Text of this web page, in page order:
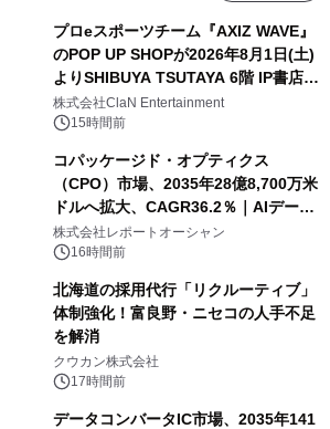
プロeスポーツチーム『AXIZ WAVE』
のPOP UP SHOPが2026年8月1日(土)
よりSHIBUYA TSUTAYA 6階 IP書店で
開催決定！！
株式会社ClaN Entertainment
15時間前
コパッケージド・オプティクス
（CPO）市場、2035年28億8,700万米
ドルへ拡大、CAGR36.2％｜AIデータ
センター・高速光通信需要が成長を加
速
株式会社レポートオーシャン
16時間前
北海道の採用代行「リクルーティブ」
体制強化！富良野・ニセコの人手不足
を解消
クウカン株式会社
17時間前
データコンバータIC市場、2035年141